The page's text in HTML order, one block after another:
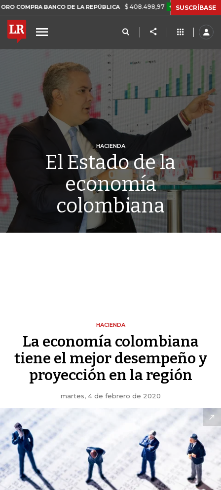
BANCO DE LA REPÚBLICA $ 408.498,97 +$ 8.753,81 +2,19%
SUSCRÍBASE
HACIENDA
El Estado de la
economía
colombiana
HACIENDA
La economía colombiana
tiene el mejor desempeño y
proyección en la región
martes, 4 de febrero de 2020